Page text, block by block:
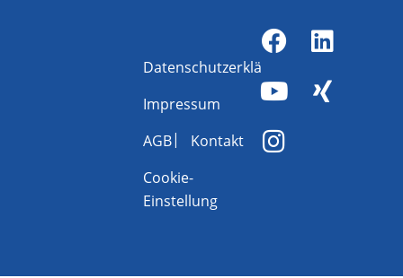
Datenschutzerklärung
Impressum
AGB
Kontakt
Cookie-
Einstellung